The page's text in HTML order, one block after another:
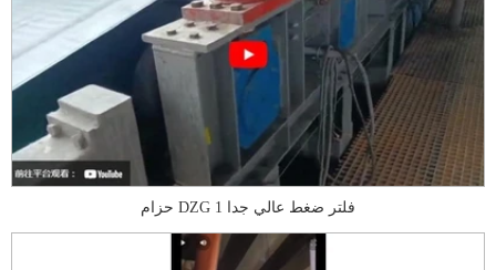
حزام DZG فلتر ضغط عالي جدا 1